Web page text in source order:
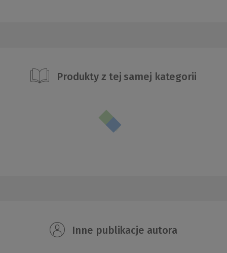
Produkty z tej samej kategorii
Inne publikacje autora